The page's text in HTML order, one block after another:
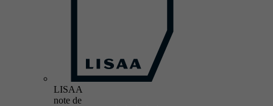
LISAA
note de